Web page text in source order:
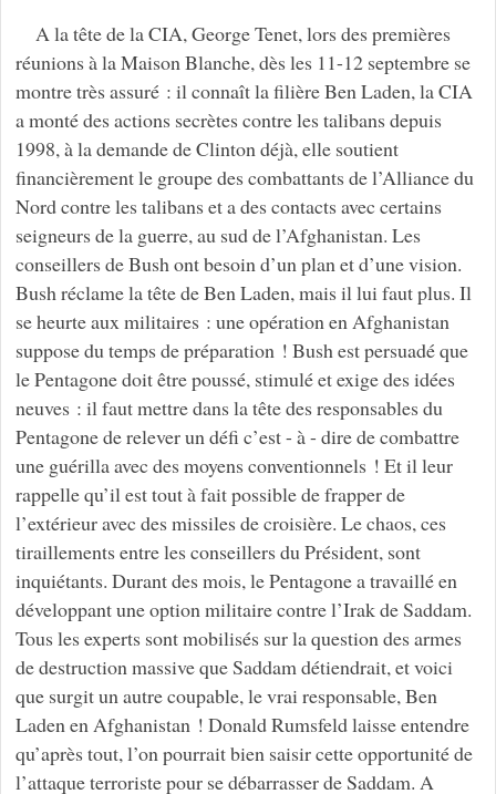
A la tête de la CIA, George Tenet, lors des premières
réunions à la Maison Blanche, dès les 11-12 septembre se
montre très assuré : il connaît la filière Ben Laden, la CIA
a monté des actions secrètes contre les talibans depuis
1998, à la demande de Clinton déjà, elle soutient
financièrement le groupe des combattants de l’Alliance du
Nord contre les talibans et a des contacts avec certains
seigneurs de la guerre, au sud de l’Afghanistan. Les
conseillers de Bush ont besoin d’un plan et d’une vision.
Bush réclame la tête de Ben Laden, mais il lui faut plus. Il
se heurte aux militaires : une opération en Afghanistan
suppose du temps de préparation ! Bush est persuadé que
le Pentagone doit être poussé, stimulé et exige des idées
neuves : il faut mettre dans la tête des responsables du
Pentagone de relever un défi c’est - à - dire de combattre
une guérilla avec des moyens conventionnels ! Et il leur
rappelle qu’il est tout à fait possible de frapper de
l’extérieur avec des missiles de croisière. Le chaos, ces
tiraillements entre les conseillers du Président, sont
inquiétants. Durant des mois, le Pentagone a travaillé en
développant une option militaire contre l’Irak de Saddam.
Tous les experts sont mobilisés sur la question des armes
de destruction massive que Saddam détiendrait, et voici
que surgit un autre coupable, le vrai responsable, Ben
Laden en Afghanistan ! Donald Rumsfeld laisse entendre
qu’après tout, l’on pourrait bien saisir cette opportunité de
l’attaque terroriste pour se débarrasser de Saddam. A